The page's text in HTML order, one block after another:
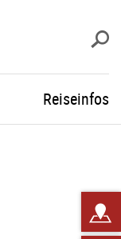
Reiseinfos